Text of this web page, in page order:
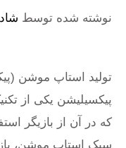
نوشته شده توسطشادی
تولید استاپ موشن
پیکسیلیشن یکی از
که در آن از بازیگر
سبکِ استاپ موشن،